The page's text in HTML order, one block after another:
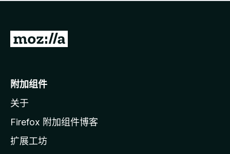
无
转
o
i
l
a
附加组件
关于
Firefox 附加组件博客
扩展工坊